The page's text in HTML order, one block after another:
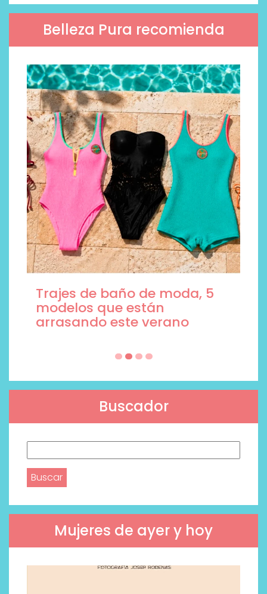
Belleza Pura recomienda
Trajes de baño de moda, 5
modelos que están
arrasando este verano
Buscador
Mujeres de ayer y hoy